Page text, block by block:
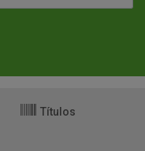
Títulos